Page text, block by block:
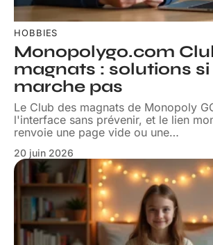
HOBBIES
Monopolygo.com
magnats : solutions si
marche pas
Le Club des magnats de Monopoly
l'interface sans prévenir, et le lien
renvoie une page vide ou une…
20 juin 2026